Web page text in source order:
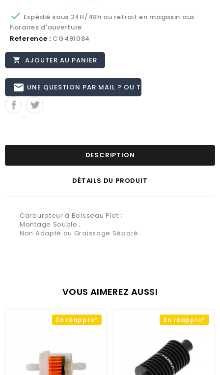
 Expédié sous 24H/48h ou retrait en magasin aux
horaires d'ouverture
Reference : CG491084
 AJOUTER AU PANIER
email UNE QUESTION PAR MAIL ? OU TÉL 02.51.62.16.59
DESCRIPTION
DÉTAILS DU PRODUIT
Carburateur à Boisseau Plat ;
Montage Souple ;
Non Adapté au Graissage Séparé .
VOUS AIMEREZ AUSSI
En réappro* En réappro*